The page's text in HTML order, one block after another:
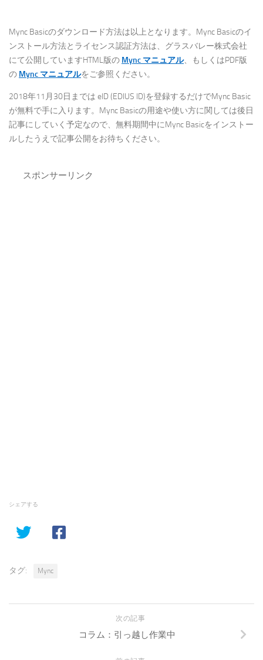
Mync Basicのダウンロード方法は以上となります。Mync Basicのイ
ンストール方法とライセンス認証方法は、グラスバレー株式会社
にて公開していますHTML版の Mync マニュアル、もしくはPDF版
の Mync マニュアルをご参照ください。
2018年11月30日までは eID (EDIUS ID)を登録するだけでMync Basic
が無料で手に入ります。Mync Basicの用途や使い方に関しては後日
記事にしていく予定なので、無料期間中にMync Basicをインストー
ルしたうえで記事公開をお待ちください。
スポンサーリンク
シェアする
タグ: Mync
次の記事
コラム：引っ越し作業中